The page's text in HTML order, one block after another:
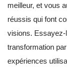
meilleur, et vous
réussis qui font
visions. Essayez-
transformation
expériences